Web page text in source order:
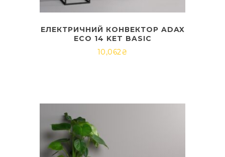
ЕЛЕКТРИЧНИЙ КОНВЕКТОР ADAX
ECO 14 KET BASIC
10,062₴